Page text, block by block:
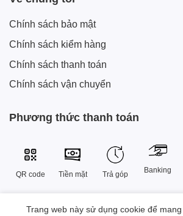
Chính sách bảo mật
Chính sách kiểm hàng
Chính sách thanh toán
Chính sách vận chuyển
Phương thức thanh toán
QR code Tiền mặt Trả góp
Banking
Trang web này sử dụng cookie để